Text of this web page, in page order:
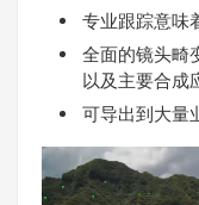
专业跟踪意味
全面的镜头畸
以及主要合成
可导出到大量